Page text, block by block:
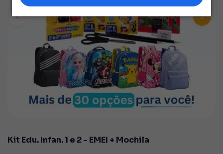
Kit Edu. Infan. 1 e 2 - EMEI + Mochila